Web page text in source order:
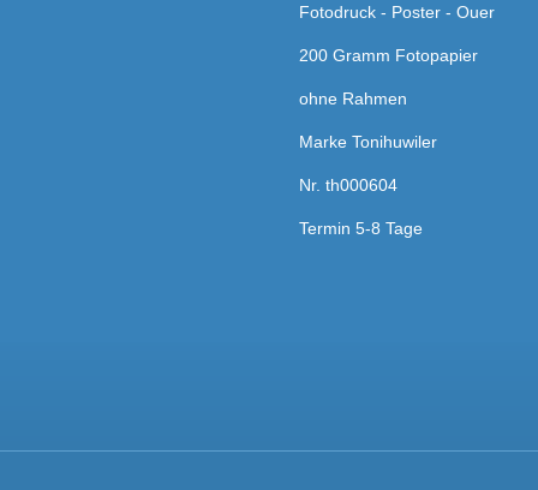
Fotodruck - Poster - Ouer
200 Gramm Fotopapier
ohne Rahmen
Marke Tonihuwiler
Nr. th000604
Termin 5-8 Tage